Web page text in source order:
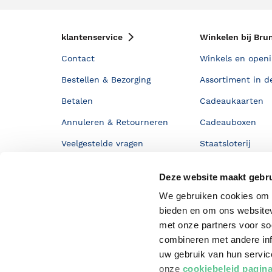
Deze website maakt
We gebruiken cookies
bieden en om ons
met onze partners voor
combineren met andere
uw gebruik van hun
onze cookiebeleid pagina
klantenservice
Contact
Bestellen & Bezorging
Betalen
Annuleren & Retourneren
Veelgestelde vragen
Winkelen bij
Winkels en
Assortiment in
Cadeaukaarten
Cadeauboxen
Staatsloterij